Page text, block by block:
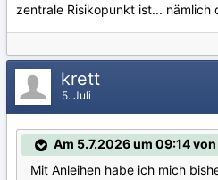
zentrale Risikopunkt ist... nämlich
krett
5. Juli
Am 5.7.2026 um 09:14
Mit Anleihen habe ich mich